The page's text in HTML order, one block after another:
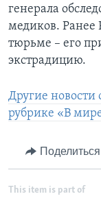
генерала
медиков. Ранее
тюрьме – его
экстрадицию.
Другие новости
рубрике «В
Поделиться
This item is part of